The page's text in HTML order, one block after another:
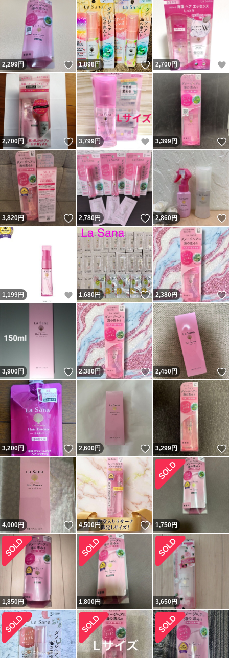
2,299円 いいね！
1,898円 いいね！
2,700円
2,700円 いいね！
3,799円 いいね！
3,399円
3,820円 いいね！
2,780円 いいね！
2,860円
1,199円 いいね！
1,680円 いいね！
2,380円
3,900円 いいね！
2,380円 いいね！
2,450円
3,200円 いいね！
2,600円 いいね！
3,299円
4,000円 いいね！
4,500円 いいね！
1,750円
1,850円 1,800円 3,650円